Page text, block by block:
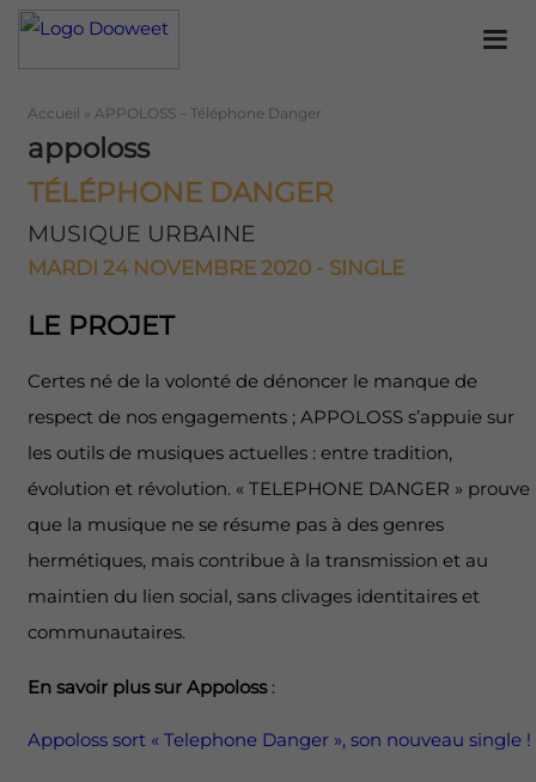
Accueil » APPOLOSS – Téléphone Danger
appoloss
TÉLÉPHONE DANGER
MUSIQUE URBAINE
MARDI 24 NOVEMBRE 2020 - SINGLE
LE PROJET
Certes né de la volonté de dénoncer le manque de
respect de nos engagements ; APPOLOSS s’appuie sur
les outils de musiques actuelles : entre tradition,
évolution et révolution. « TELEPHONE DANGER » prouve
que la musique ne se résume pas à des genres
hermétiques, mais contribue à la transmission et au
maintien du lien social, sans clivages identitaires et
communautaires.
En savoir plus sur Appoloss:
Appoloss sort « Telephone Danger », son nouveau single !